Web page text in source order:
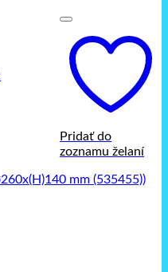
Pridať do
zoznamu želaní
mm (535455))